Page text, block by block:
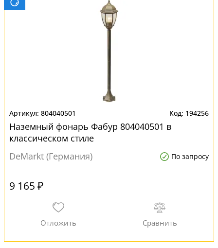
804040501 194256
Наземный фонарь Фабур 804040501 в
классическом стиле
DeMarkt (Германия)
По запросу
9 165 ₽